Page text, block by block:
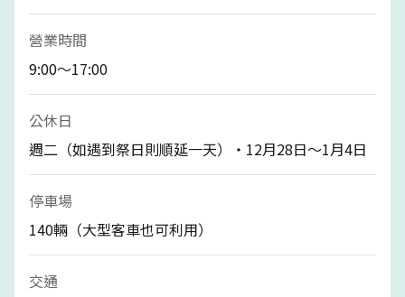
營業時間
9:00～17:00
公休日
週二（如遇到祭日則順延一天）・12月28日～1月4日
停車場
140輛（大型客車也可利用）
交通